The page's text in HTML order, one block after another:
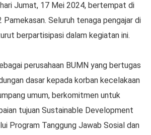
Jumat, 17 Mei 2024, bertempat di
Pamekasan. Seluruh tenaga pengajar di
berpartisipasi dalam kegiatan ini.
perusahaan BUMN yang bertugas
dasar kepada korban kecelakaan
umum, berkomitmen untuk
tujuan Sustainable Development
Program Tanggung Jawab Sosial dan